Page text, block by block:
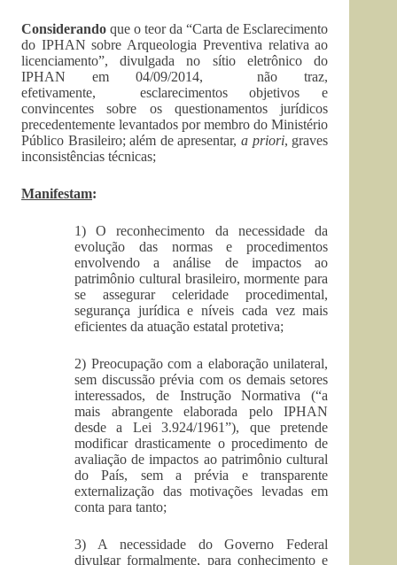
Considerando que o teor da “Carta de Esclarecimento
do IPHAN sobre Arqueologia Preventiva relativa ao
licenciamento”, divulgada no sítio eletrônico do
IPHAN em 04/09/2014, não traz,
efetivamente, esclarecimentos objetivos e
convincentes sobre os questionamentos jurídicos
precedentemente levantados por membro do Ministério
Público Brasileiro; além de apresentar,a priori, graves
inconsistências técnicas;
Manifestam:
1) O reconhecimento da necessidade da
evolução das normas e procedimentos
envolvendo a análise de impactos ao
patrimônio cultural brasileiro, mormente para
se assegurar celeridade procedimental,
segurança jurídica e níveis cada vez mais
eficientes da atuação estatal protetiva;
2) Preocupação com a elaboração unilateral,
sem discussão prévia com os demais setores
interessados, de Instrução Normativa (“a
mais abrangente elaborada pelo IPHAN
desde a Lei 3.924/1961”), que pretende
modificar drasticamente o procedimento de
avaliação de impactos ao patrimônio cultural
do País, sem a prévia e transparente
externalização das motivações levadas em
conta para tanto;
3) A necessidade do Governo Federal
divulgar formalmente, para conhecimento e